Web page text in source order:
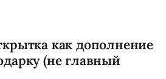
как дополнение
(не главный